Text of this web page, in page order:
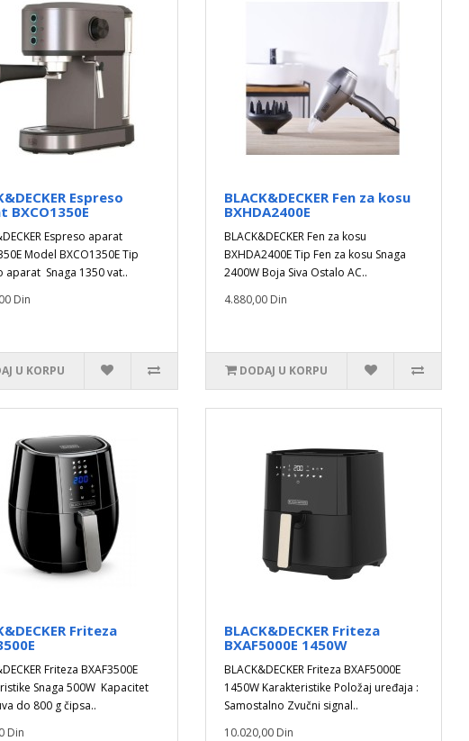
Espreso
BXCO1350E
Espreso aparat
Model BXCO1350E Tip
aparat Snaga 1350 vat..
Din
U KORPU
BLACK&DECKER Fen za kosu
BXHDA2400E
BLACK&DECKER Fen za kosu
BXHDA2400E Tip Fen za kosu Snaga
2400W Boja Siva Ostalo AC..
4.880,00 Din
DODAJ U KORPU
Friteza
Friteza BXAF3500E
Snaga 500W Kapacitet
do 800 g čipsa..
Din
BLACK&DECKER Friteza
BXAF5000E 1450W
BLACK&DECKER Friteza BXAF5000E
1450W Karakteristike Položaj uređaja :
Samostalno Zvučni signal..
10.020,00 Din